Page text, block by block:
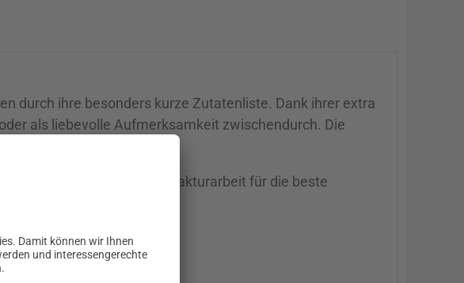
durch ihre besonders kurze Zutatenliste. Dank ihrer extra
als liebevolle Aufmerksamkeit zwischendurch. Die
in deutscher Manufakturarbeit für die beste